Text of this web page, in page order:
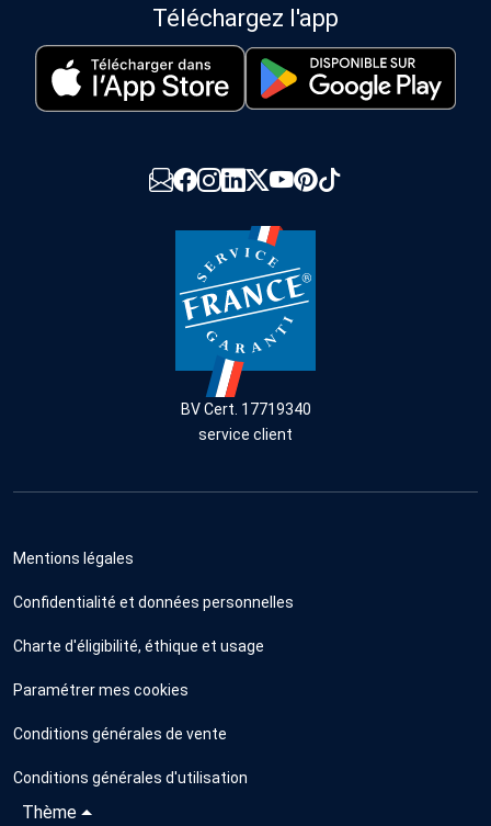
Téléchargez l'app
BV Cert. 17719340
service client
Mentions légales
Confidentialité et données personnelles
Charte d'éligibilité, éthique et usage
Paramétrer mes cookies
Conditions générales de vente
Conditions générales d'utilisation
Thème